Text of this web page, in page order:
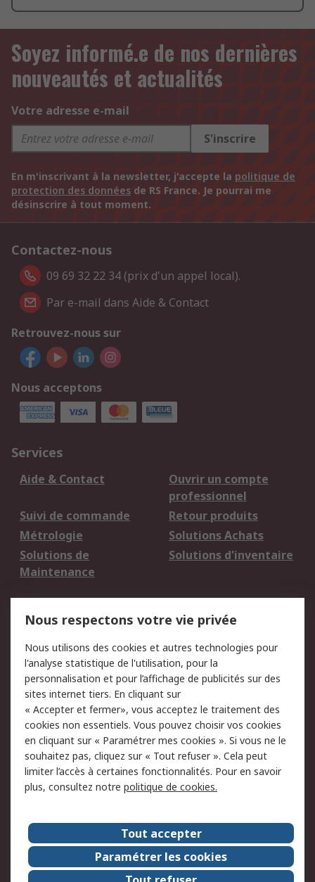
Soyez informé.e de nos dernières
nouveautés et actualités
Votre adresse e-mail
S'inscrire
En m'inscrivant à la newsletter, j'accepte la politique de
protection des données de RS France. Je pourrai me
désinscrire à tout moment.
Contactez-nous
09 69 32 22 34 (prix d'un appel local).
Par e-mail dans Aide & Contact
Retrouvez-nous sur
Nous acceptons
Services
Aide & Contact
Ouvrir un compte
professionnel
Suivi de commande
Retour produits
Métrologie
Solutions Achats
Solutions de
Maintenance
Solutions d'inventaire
du site
Politique de protection
des données - Mise à
jour
Sécurité des E-mails
Conditions générales
de vente
Politique anti-
corruption
Campagnes marketing
A propos de RS
A propos de RS France
Evénements
Le groupe RS Group Plc
Presse
RS dans le monde
Démarche RSE
Nous respectons votre vie privée
Nous utilisons des cookies et autres technologies pour
l'analyse statistique de l'utilisation, pour la
personnalisation et pour l’affichage de publicités sur des
sites internet tiers. En cliquant sur
« Accepter et fermer», vous acceptez le traitement des
cookies non essentiels. Vous pouvez choisir vos cookies
en cliquant sur « Paramétrer mes cookies ». Si vous ne le
souhaitez pas, cliquez sur « Tout refuser ». Cela peut
limiter l’accès à certaines fonctionnalités. Pour en savoir
plus, consultez notre politique de cookies.
Tout accepter
Paramétrer les cookies